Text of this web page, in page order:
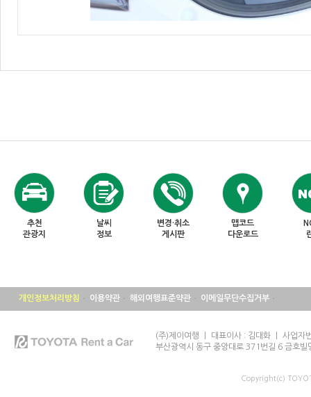
추천
관광지
날씨
정보
변경·취소
게시판
맵코드
다운로드
개인정보처리방침 이용약관 해외여행표준약관 이메일무단수집거부
(주)제이여행 ㅣ 대표이사 : 김대화 ㅣ 사업
부산광역시 동구 중앙대로 371번길 6 금호빌
Copyright(c)